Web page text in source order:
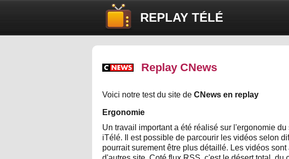
REPLAY TÉLÉ
Replay CNews
Voici notre test du site de CNews en replay
Ergonomie
Un travail important a été réalisé sur l'ergonomie
iTélé. Il est possible de parcourir les vidéos selon
pourrait surement être plus détaillé. Les vidéos